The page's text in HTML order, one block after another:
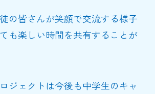
の皆さんが笑顔で交流する様子
も楽しい時間を共有することが
ジェクトは今後も中学生のキャ